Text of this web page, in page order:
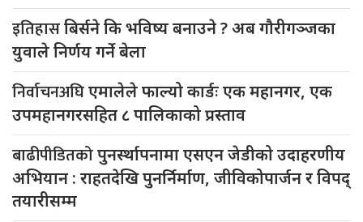
इतिहासबिर्सने कि भविष्य बनाउने ? अब गौरीगञ्जका
युवाले निर्णय गर्ने बेला
निर्वाचनअघिएमालेले फाल्यो कार्डः एक महानगर, एक
उपमहानगरसहित ८ पालिकाको प्रस्ताव
बाढीपीडितकोपुनर्स्थापनामा एसएन जेडीको उदाहरणीय
अभियान : राहतदेखि पुनर्निर्माण, जीविकोपार्जन र विपद्
तयारीसम्म